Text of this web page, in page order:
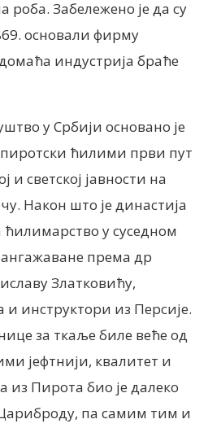
роба. Забележено је да су
основали фирму
индустрија браће
у Србији основано је
пиротски ћилими први пут
и светској јавности на
Након што је династија
у суседном
ангажаване према др
Златковићу,
инструктори из Персије.
за ткаље биле веће од
јефтнији, квалитет и
Пирота био је далеко
па самим тим и